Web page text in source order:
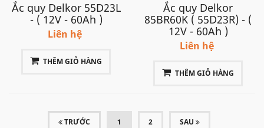
Ắc quy Delkor 55D23L
- ( 12V - 60Ah )
Liên hệ
THÊM GIỎ HÀNG
Ắc quy Delkor
85BR60K ( 55D23R) - (
12V - 60Ah )
Liên hệ
THÊM GIỎ HÀNG
TRƯỚC 1 (CURRENT)
2 SAU